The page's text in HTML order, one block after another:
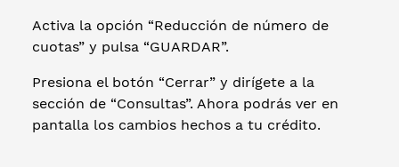
Activa la opción “Reducción de número de
cuotas” y pulsa “GUARDAR”.
Presiona el botón “Cerrar” y dirígete a la
sección de “Consultas”. Ahora podrás ver en
pantalla los cambios hechos a tu crédito.